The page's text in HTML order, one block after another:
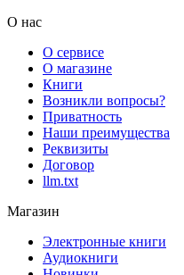
О нас
О сервисе
О магазине
Книги
Возникли вопросы?
Приватность
Наши преимущества
Реквизиты
Договор
llm.txt
Магазин
Электронные книги
Аудиокниги